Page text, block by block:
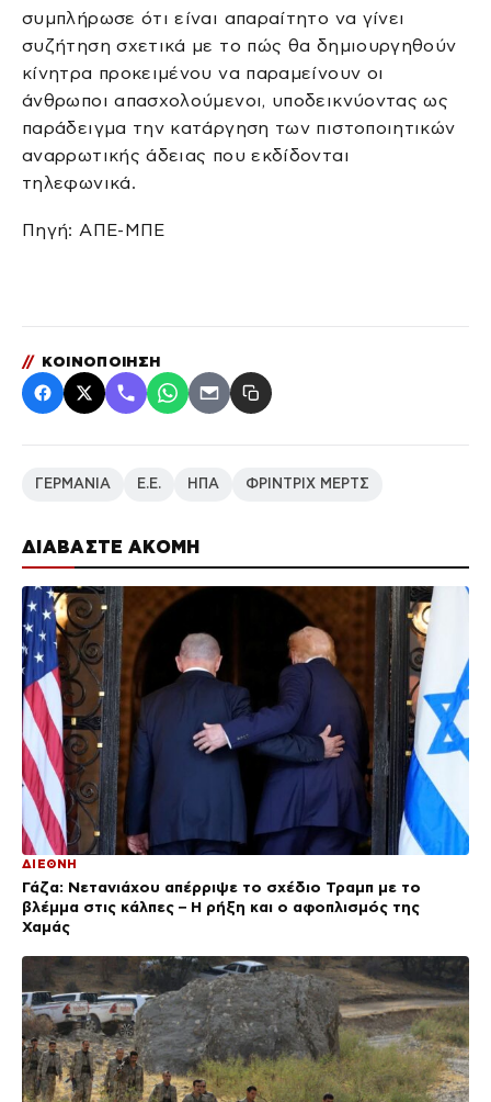
ΔΙΑΒΑΣΤΕ ΑΚΟΜΗ
ΔΙΕΘΝΗ
Γάζα: Νετανιάχου απέρριψε το σχέδιο Τραμπ με το
βλέμμα στις κάλπες – Η ρήξη και ο αφοπλισμός της
Χαμάς
συμπλήρωσε ότι είναι απαραίτητο να γίνει
συζήτηση σχετικά με το πώς θα δημιουργηθούν
κίνητρα προκειμένου να παραμείνουν οι
άνθρωποι απασχολούμενοι, υποδεικνύοντας ως
παράδειγμα την κατάργηση των πιστοποιητικών
αναρρωτικής άδειας που εκδίδονται
τηλεφωνικά.
Πηγή: ΑΠΕ-ΜΠΕ
// ΚΟΙΝΟΠΟΙΗΣΗ
ΓΕΡΜΑΝΙΑ Ε.Ε. ΗΠΑ ΦΡΙΝΤΡΙΧ ΜΕΡΤΣ